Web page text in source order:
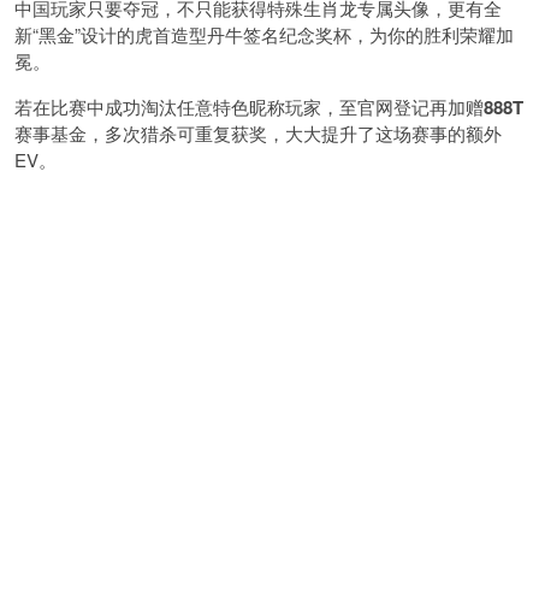
中国玩家只要夺冠，不只能获得特殊生肖龙专属头像，更有全
新“黑金”设计的虎首造型丹牛签名纪念奖杯，为你的胜利荣耀加
冕。
若在比赛中成功淘汰任意特色昵称玩家，至官网登记再加赠888T
赛事基金，多次猎杀可重复获奖，大大提升了这场赛事的额外
EV。